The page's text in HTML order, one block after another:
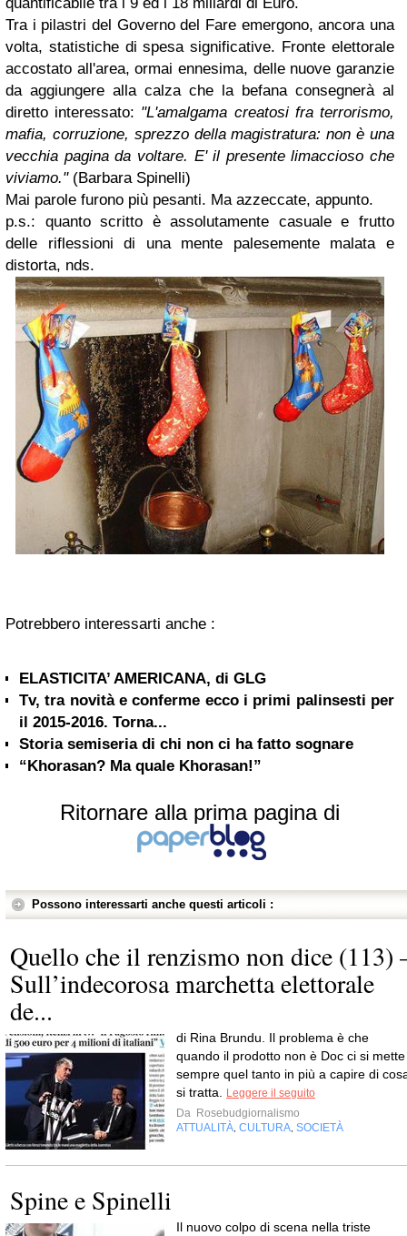
Tra i pilastri del Governo del Fare emergono, ancora una
volta, statistiche di spesa significative. Fronte elettorale
accostato all'area, ormai ennesima, delle nuove garanzie
da aggiungere alla calza che la befana consegnerà al
diretto interessato: "L'amalgama creatosi fra terrorismo,
mafia, corruzione, sprezzo della magistratura: non è una
vecchia pagina da voltare. E' il presente limaccioso che
viviamo." (Barbara Spinelli)
Mai parole furono più pesanti. Ma azzeccate, appunto.
p.s.: quanto scritto è assolutamente casuale e frutto
delle riflessioni di una mente palesemente malata e
distorta, nds.
Potrebbero interessarti anche :
ELASTICITA’ AMERICANA, di GLG
Tv, tra novità e conferme ecco i primi palinsesti per
il 2015-2016. Torna...
Storia semiseria di chi non ci ha fatto sognare
“Khorasan? Ma quale Khorasan!”
Ritornare alla prima pagina di
Possono interessarti anche questi articoli :
Quello che il renzismo non dice (113)
Sull’indecorosa marchetta elettorale
de...
di Rina Brundu. Il problema è che
quando il prodotto non è Doc ci si mette
sempre quel tanto in più a capire di
si tratta. Leggere il seguito
Da Rosebudgiornalismo
ATTUALITÀ, CULTURA, SOCIETÀ
Spine e Spinelli
Il nuovo colpo di scena nella triste